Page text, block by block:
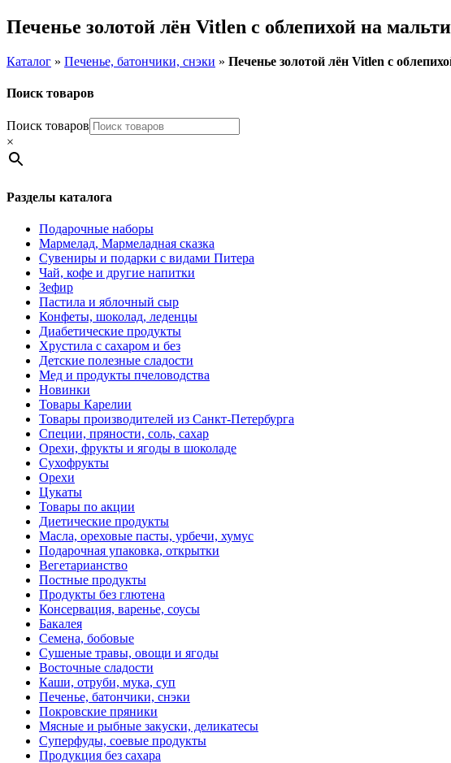
Печенье золотой лён Vitlen с облепихой на
Каталог » Печенье, батончики, снэки » Печенье золотой лён Vitlen с
Поиск товаров
Поиск товаров
×
Разделы каталога
Подарочные наборы
Мармелад, Мармеладная сказка
Сувениры и подарки с видами Питера
Чай, кофе и другие напитки
Зефир
Пастила и яблочный сыр
Конфеты, шоколад, леденцы
Диабетические продукты
Хрустила с сахаром и без
Детские полезные сладости
Мед и продукты пчеловодства
Новинки
Товары Карелии
Товары производителей из Санкт-Петербурга
Специи, пряности, соль, сахар
Орехи, фрукты и ягоды в шоколаде
Сухофрукты
Орехи
Цукаты
Товары по акции
Диетические продукты
Масла, ореховые пасты, урбечи, хумус
Подарочная упаковка, открытки
Вегетарианство
Постные продукты
Продукты без глютена
Консервация, варенье, соусы
Бакалея
Семена, бобовые
Сушеные травы, овощи и ягоды
Восточные сладости
Каши, отруби, мука, суп
Печенье, батончики, снэки
Покровские пряники
Мясные и рыбные закуски, деликатесы
Суперфуды, соевые продукты
Продукция без сахара